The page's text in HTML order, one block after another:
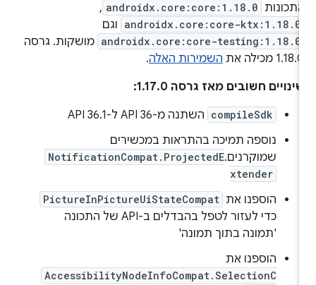
androidx.core:core:1.18.0
,
androidx.core:core-ktx:1.18.0 וגם
androidx.core:core-testing:1.18.0 מושקות. גרסה
מכילה את
השמירות האלה.
חשובים מאז גרסה 1.17.0:
compileSdk השתנה מ-API 36 ל-API 36.1
נוספה תמיכה בהתראות במכשירים
שמוקרנים.NotificationCompat.ProjectedE
xtender
הוספנו את PictureInPictureUiStateCompat
כדי לעזור לטפל בהבדלים ב-API של התכונה
'תמונה בתוך תמונה'
הוספנו את
AccessibilityNodeInfoCompat.SelectionC